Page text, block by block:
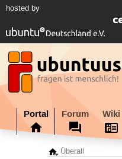
hosted by
Portal Forum Wiki